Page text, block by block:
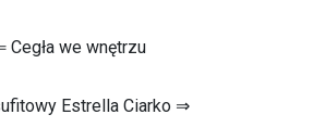
Cegła we wnętrzu
Estrella Ciarko ⇒